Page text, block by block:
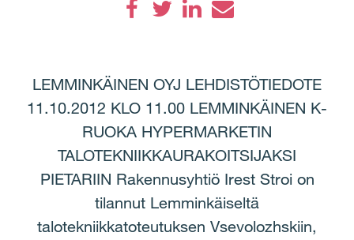
LEMMINKÄINEN OYJ LEHDISTÖTIEDOTE
11.10.2012 KLO 11.00 LEMMINKÄINEN K-
RUOKA HYPERMARKETIN
TALOTEKNIIKKAURAKOITSIJAKSI
PIETARIIN Rakennusyhtiö Irest Stroi on
tilannut Lemminkäiseltä
talotekniikkatoteutuksen Vsevolozhskiin,